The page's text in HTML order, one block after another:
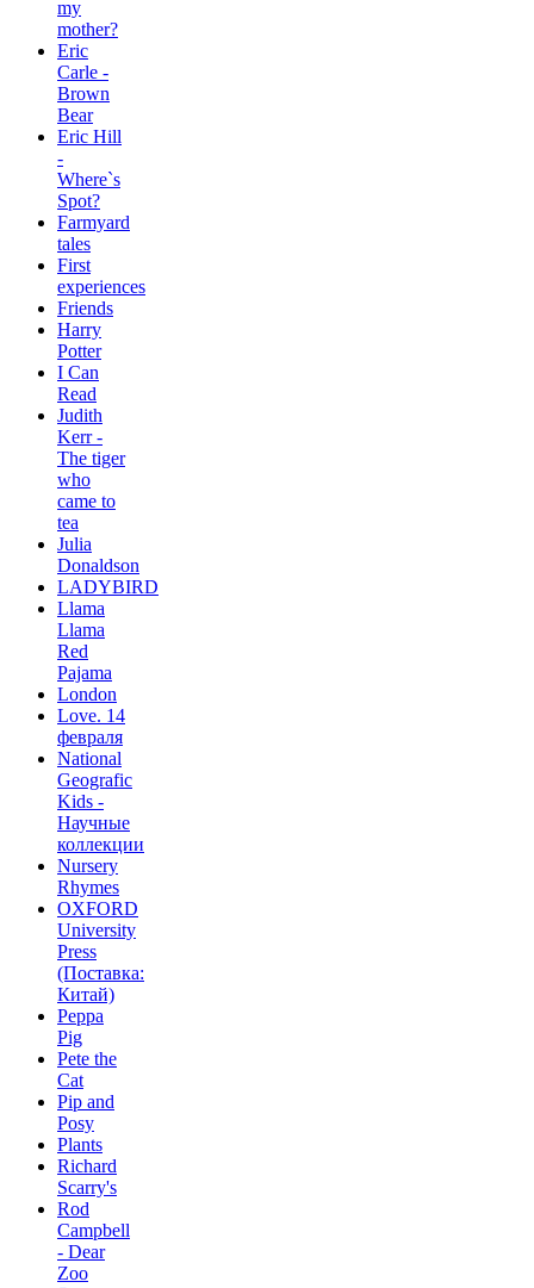
my
mother?
Eric
Carle -
Brown
Bear
Eric Hill
-
Where`s
Spot?
Farmyard
tales
First
experiences
Friends
Harry
Potter
I Can
Read
Judith
Kerr -
The tiger
who
came to
tea
Julia
Donaldson
LADYBIRD
Llama
Llama
Red
Pajama
London
Love. 14
февраля
National
Geografic
Kids -
Научные
коллекции
Nursery
Rhymes
OXFORD
University
Press
(Поставка:
Китай)
Peppa
Pig
Pete the
Сat
Pip and
Posy
Plants
Richard
Scarry's
Rod
Campbell
- Dear
Zoo